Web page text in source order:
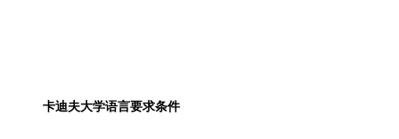
卡迪夫大学语言要求条件